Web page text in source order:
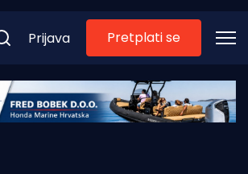
Prijava Pretplati se